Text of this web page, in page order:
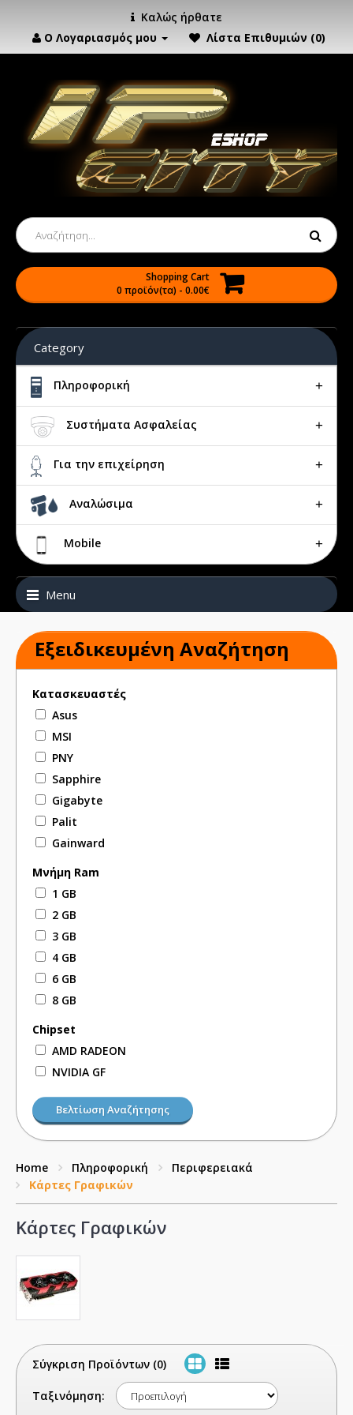
Καλώς ήρθατε
Ο Λογαριασμός μου
Λίστα Επιθυμιών (0)
Shopping Cart
0 προϊόν(τα) - 0.00€
Category
Πληροφορική
Συστήματα Ασφαλείας
Για την επιχείρηση
Αναλώσιμα
Mobile
Menu
Εξειδικευμένη Αναζήτηση
Κατασκευαστές
Asus
MSI
PNY
Sapphire
Gigabyte
Palit
Gainward
Μνήμη Ram
1 GB
2 GB
3 GB
4 GB
6 GB
8 GB
Chipset
AMD RADEON
NVIDIA GF
Βελτίωση Αναζήτησης
Home Πληροφορική
Περιφερειακά
Κάρτες Γραφικών
Κάρτες Γραφικών
Σύγκριση Προϊόντων (0)
Ταξινόμηση: